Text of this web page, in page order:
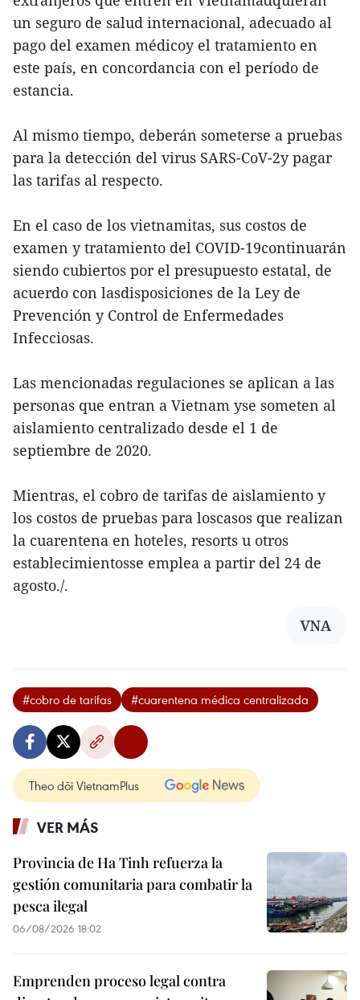
un seguro de salud internacional, adecuado al
pago del examen médicoy el tratamiento en
este país, en concordancia con el período de
estancia.
Al mismo tiempo, deberán someterse a pruebas
para la detección del virus SARS-CoV-2y pagar
las tarifas al respecto.
En el caso de los vietnamitas, sus costos de
examen y tratamiento del COVID-19continuarán
siendo cubiertos por el presupuesto estatal, de
acuerdo con lasdisposiciones de la Ley de
Prevención y Control de Enfermedades
Infecciosas.
Las mencionadas regulaciones se aplican a las
personas que entran a Vietnam yse someten al
aislamiento centralizado desde el 1 de
septiembre de 2020.
Mientras, el cobro de tarifas de aislamiento y
los costos de pruebas para loscasos que realizan
la cuarentena en hoteles, resorts u otros
establecimientosse emplea a partir del 24 de
agosto./.
VNA
#cobro de tarifas #cuarentena médica centralizada
Theo dõi VietnamPlus
VER MÁS
Provincia de Ha Tinh refuerza la
gestión comunitaria para combatir la
pesca ilegal
06/08/2026 18:02
Emprenden proceso legal contra